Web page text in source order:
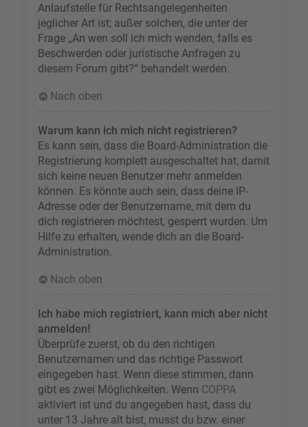
Anlaufstelle für Rechtsangelegenheiten
jeglicher Art ist; außer solchen, die unter der
Frage „An wen soll ich mich wenden, falls es
Beschwerden oder juristische Anfragen zu
diesem Forum gibt?“ behandelt werden.
Nach oben
Warum kann ich mich nicht registrieren?
Es kann sein, dass die Board-Administration die
Registrierung komplett ausgeschaltet hat, damit
sich keine neuen Benutzer mehr anmelden
können. Es könnte auch sein, dass deine IP-
Adresse oder der Benutzername, mit dem du
dich registrieren möchtest, gesperrt wurden. Um
Hilfe zu erhalten, wende dich an die Board-
Administration.
Nach oben
Ich habe mich registriert, kann mich aber nicht
anmelden!
Überprüfe zuerst, ob du den richtigen
Benutzernamen und das richtige Passwort
eingegeben hast. Wenn diese stimmen, dann
gibt es zwei Möglichkeiten. Wenn COPPA
aktiviert ist und du angegeben hast, dass du
unter 13 Jahre alt bist, musst du bzw. einer